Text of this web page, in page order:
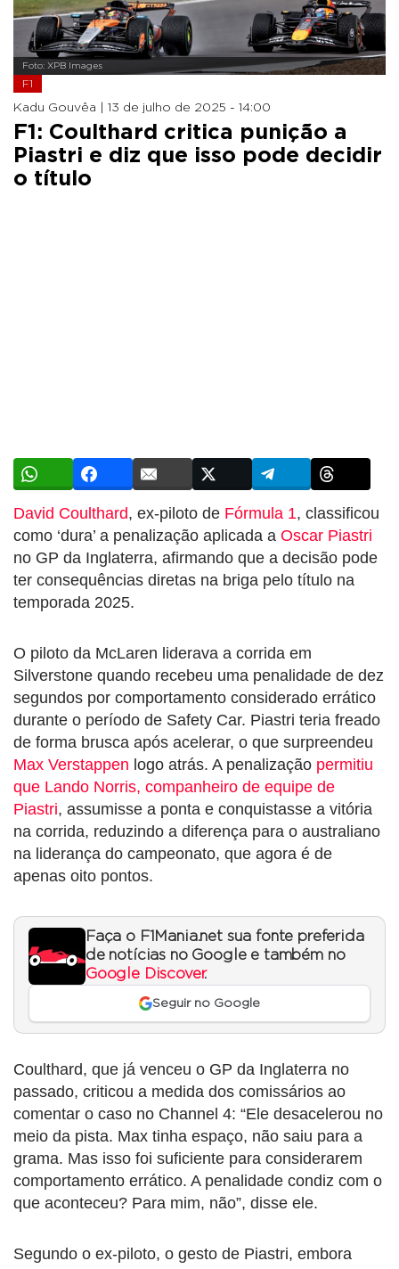
Foto: XPB Images
F1
Kadu Gouvêa | 13 de julho de 2025 - 14:00
F1: Coulthard critica punição a
Piastri e diz que isso pode decidir
o título
David Coulthard, ex-piloto de Fórmula 1, classificou
como ‘dura’ a penalização aplicada a Oscar Piastri
no GP da Inglaterra, afirmando que a decisão pode
ter consequências diretas na briga pelo título na
temporada 2025.
O piloto da McLaren liderava a corrida em
Silverstone quando recebeu uma penalidade de dez
segundos por comportamento considerado errático
durante o período de Safety Car. Piastri teria freado
de forma brusca após acelerar, o que surpreendeu
Max Verstappen logo atrás. A penalização permitiu
que Lando Norris, companheiro de equipe de
Piastri, assumisse a ponta e conquistasse a vitória
na corrida, reduzindo a diferença para o australiano
na liderança do campeonato, que agora é de
apenas oito pontos.
Faça o F1Mania.net sua fonte preferida
de notícias no Google e também no
Google Discover.
Seguir no Google
Coulthard, que já venceu o GP da Inglaterra no
passado, criticou a medida dos comissários ao
comentar o caso no Channel 4: “Ele desacelerou no
meio da pista. Max tinha espaço, não saiu para a
grama. Mas isso foi suficiente para considerarem
comportamento errático. A penalidade condiz com o
que aconteceu? Para mim, não”, disse ele.
Segundo o ex-piloto, o gesto de Piastri, embora